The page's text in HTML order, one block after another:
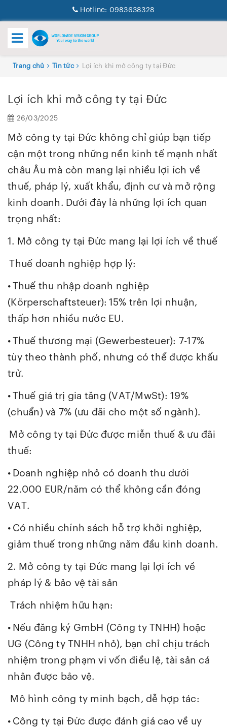
Hotline: 0983638328
Trang chủ Tin tức Lợi ích khi mở công ty tại Đức
Lợi ích khi mở công ty tại Đức
26/03/2025
Mở công ty tại Đức không chỉ giúp bạn tiếp
cận một trong những nền kinh tế mạnh nhất
châu Âu mà còn mang lại nhiều lợi ích về
thuế, pháp lý, xuất khẩu, định cư và mở rộng
kinh doanh. Dưới đây là những lợi ích quan
trọng nhất:
1. Mở công ty tại Đức mang lại lợi ích về thuế
Thuế doanh nghiệp hợp lý:
• Thuế thu nhập doanh nghiệp
(Körperschaftsteuer): 15% trên lợi nhuận,
thấp hơn nhiều nước EU.
• Thuế thương mại (Gewerbesteuer): 7-17%
tùy theo thành phố, nhưng có thể được khấu
trừ.
• Thuế giá trị gia tăng (VAT/MwSt): 19%
(chuẩn) và 7% (ưu đãi cho một số ngành).
Mở công ty tại Đức được miễn thuế & ưu đãi
thuế:
• Doanh nghiệp nhỏ có doanh thu dưới
22.000 EUR/năm có thể không cần đóng
VAT.
• Có nhiều chính sách hỗ trợ khởi nghiệp,
giảm thuế trong những năm đầu kinh doanh.
2. Mở công ty tại Đức mang lại lợi ích về
pháp lý & bảo vệ tài sản
Trách nhiệm hữu hạn:
• Nếu đăng ký GmbH (Công ty TNHH) hoặc
UG (Công ty TNHH nhỏ), bạn chỉ chịu trách
nhiệm trong phạm vi vốn điều lệ, tài sản cá
nhân được bảo vệ.
Mô hình công ty minh bạch, dễ hợp tác:
• Công ty tại Đức được đánh giá cao về uy